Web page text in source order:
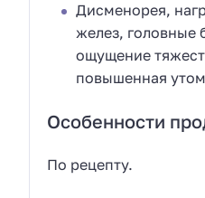
Дисменорея,
желез, головные
ощущение
повышенная
Особенности
По рецепту.